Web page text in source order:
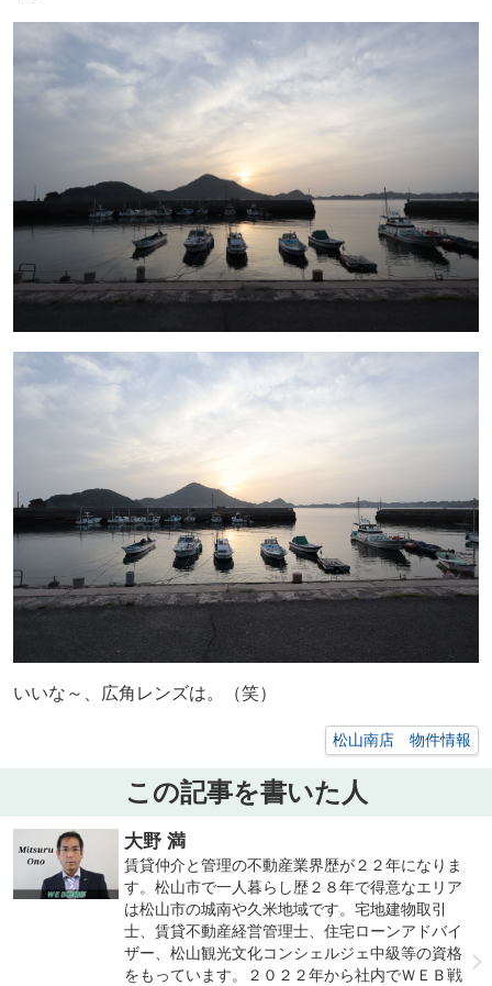
いいな～、広角レンズは。（笑）
松山南店 物件情報
この記事を書いた人
大野 満
賃貸仲介と管理の不動産業界歴が２２年になりま
す。松山市で一人暮らし歴２８年で得意なエリア
は松山市の城南や久米地域です。宅地建物取引
士、賃貸不動産経営管理士、住宅ローンアドバイ
ザー、松山観光文化コンシェルジェ中級等の資格
をもっています。２０２２年から社内でＷＥＢ戦